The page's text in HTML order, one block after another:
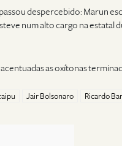
despercebido: Marun
num alto cargo na estatal
as oxítonas
Jair Bolsonaro Ricardo